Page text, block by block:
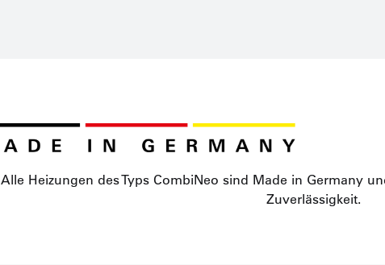
Alle Heizungen des Typs CombiNeo sind Made in Germany
Zuverlässigkeit.